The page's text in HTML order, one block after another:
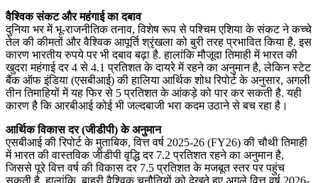
वैश्विक संकट और महंगाई का दबाव
दुनिया भर में भू-राजनीतिक तनाव, विशेष रूप से पश्चिम एशिया के संकट ने कच्चे
तेल की कीमतों और वैश्विक आपूर्ति श्रृंखला को बुरी तरह प्रभावित किया है. इस
कारण भारतीय रुपये पर भी दबाव बढ़ा है. हालांकि मौजूदा तिमाही में भारत की
खुदरा महंगाई दर 4 से 4.1 प्रतिशत के दायरे में रहने का अनुमान है, लेकिन स्टेट
बैंक ऑफ इंडिया (एसबीआई) की हालिया आर्थिक शोध रिपोर्ट के अनुसार, अगली
तीन तिमाहियों में यह फिर से 5 प्रतिशत के आंकड़े को पार कर सकती है. यही
कारण है कि आरबीआई कोई भी जल्दबाजी भरा कदम उठाने से बच रहा है।
आर्थिक विकास दर (जीडीपी) के अनुमान
एसबीआई की रिपोर्ट के मुताबिक, वित्त वर्ष 2025-26 (FY26) की चौथी तिमाही
में भारत की वास्तविक जीडीपी वृद्धि दर 7.2 प्रतिशत रहने का अनुमान है,
जिससे पूरे वित्त वर्ष की विकास दर 7.5 प्रतिशत के मजबूत स्तर पर पहुंच